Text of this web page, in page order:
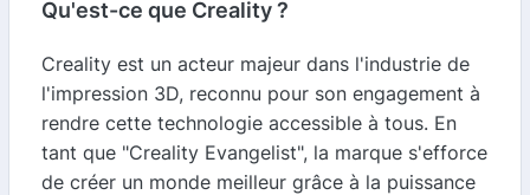
Qu'est-ce que Creality ?
Creality est un acteur majeur dans l'industrie de
l'impression 3D, reconnu pour son engagement à
rendre cette technologie accessible à tous. En
tant que "Creality Evangelist", la marque s'efforce
de créer un monde meilleur grâce à la puissance